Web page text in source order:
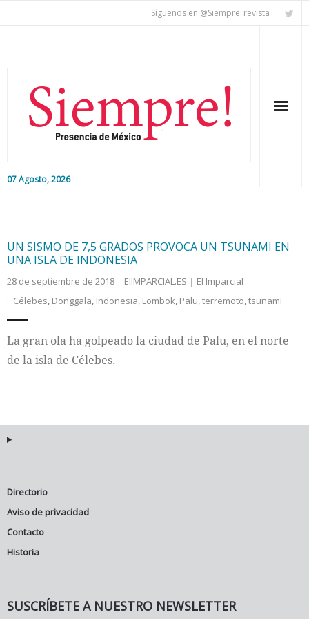
Síguenos en @Siempre_revista
07 Agosto, 2026
Colaboradores
Internacional
UN SISMO DE 7,5 GRADOS PROVOCA UN TSUNAMI EN
UNA ISLA DE INDONESIA
28 de septiembre de 2018 ElIMPARCIAL.ES
El Imparcial
Célebes, Donggala, Indonesia, Lombok, Palu,terremoto,tsunami
La gran ola ha golpeado la ciudad de Palu, en el norte
de la isla de Célebes.
Directorio
Aviso de privacidad
Contacto
Historia
SUSCRÍBETE A NUESTRO NEWSLETTER